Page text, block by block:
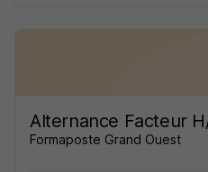
Alternance Facteur
Formaposte Grand Ouest